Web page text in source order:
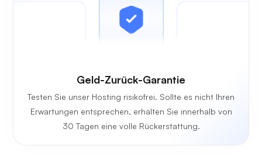
Geld-Zurück-Garantie
Testen Sie unser Hosting risikofrei. Sollte es nicht Ihren
Erwartungen entsprechen, erhalten Sie innerhalb von
30 Tagen eine volle Rückerstattung.